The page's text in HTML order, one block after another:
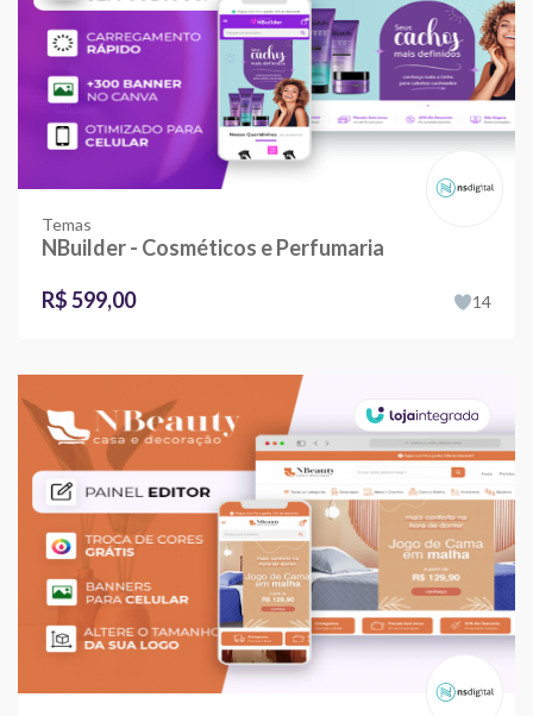
Temas
NBuilder - Cosméticos e Perfumaria
R$ 599,00
14